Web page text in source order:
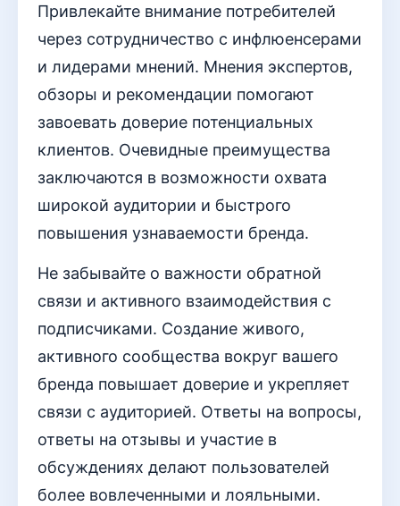
Привлекайте внимание потребителей
через сотрудничество с инфлюенсерами
и лидерами мнений. Мнения экспертов,
обзоры и рекомендации помогают
завоевать доверие потенциальных
клиентов. Очевидные преимущества
заключаются в возможности охвата
широкой аудитории и быстрого
повышения узнаваемости бренда.
Не забывайте о важности обратной
связи и активного взаимодействия с
подписчиками. Создание живого,
активного сообщества вокруг вашего
бренда повышает доверие и укрепляет
связи с аудиторией. Ответы на вопросы,
ответы на отзывы и участие в
обсуждениях делают пользователей
более вовлеченными и лояльными.